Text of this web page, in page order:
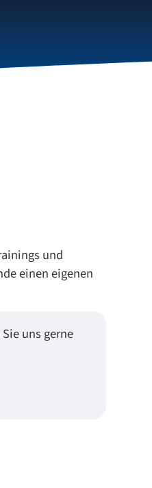
und
einen eigenen
uns gerne